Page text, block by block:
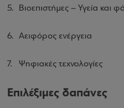
Βιοεπιστήμες – Υγεία και
Αειφόρος ενέργεια
Ψηφιακές τεχνολογίες
Επιλέξιμες δαπάνες